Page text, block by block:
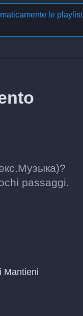
le playlist
passaggi.
Mantieni